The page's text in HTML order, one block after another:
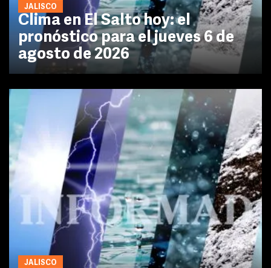
JALISCO
Clima en El Salto hoy: el
pronóstico para el jueves 6 de
agosto de 2026
JALISCO